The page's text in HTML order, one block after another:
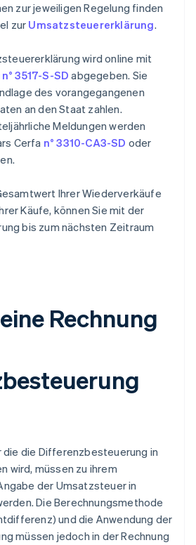
zur jeweiligen Regelung finden
zur Umsatzsteuererklärung.
wird online mit
n° 3517-S-SD abgegeben. Sie
des vorangegangenen
an den Staat zahlen.
Meldungen werden
Cerfa n° 3310-CA3-SD oder
Ihrer Wiederverkäufe
Käufe, können Sie mit der
bis zum nächsten Zeitraum
Rechnung
die Differenzbesteuerung in
wird, müssen zu ihrem
der Umsatzsteuer in
Die Berechnungsmethode
und die Anwendung der
müssen jedoch in der Rechnung